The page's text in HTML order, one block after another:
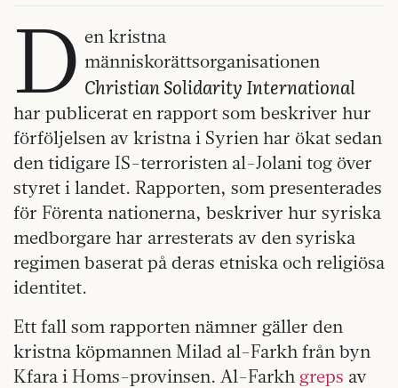
D en kristna
människorättsorganisationen
Christian Solidarity International
har publicerat en rapport som beskriver hur
förföljelsen av kristna i Syrien har ökat sedan
den tidigare IS-terroristen al-Jolani tog över
styret i landet. Rapporten, som presenterades
för Förenta nationerna, beskriver hur syriska
medborgare har arresterats av den syriska
regimen baserat på deras etniska och religiösa
identitet.
Ett fall som rapporten nämner gäller den
kristna köpmannen Milad al-Farkh från byn
Kfara i Homs-provinsen. Al-Farkh greps av